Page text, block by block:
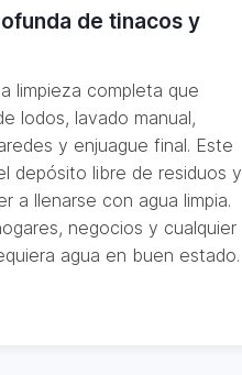
de tinacos y
limpieza completa que
lodos, lavado manual,
y enjuague final. Este
depósito libre de residuos y
a llenarse con agua limpia.
negocios y cualquier
agua en buen estado.